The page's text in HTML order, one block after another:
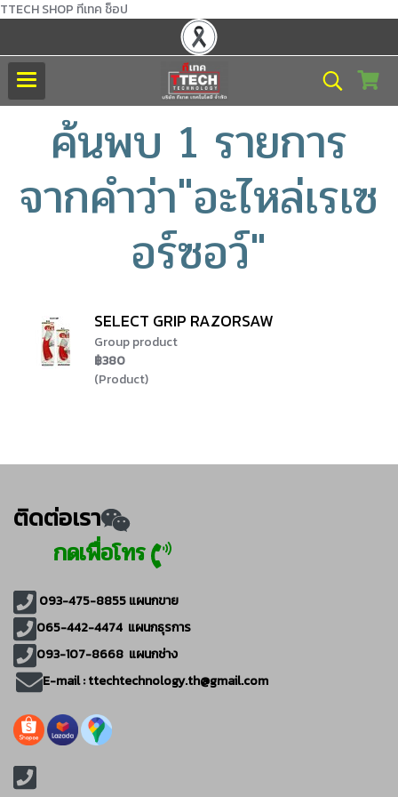
TTECH SHOP ทีเทค ช็อป
ค้นพบ 1 รายการ
จากคำว่า"อะไหล่เรเซ
อร์ซอว์"
SELECT GRIP RAZORSAW
Group product
฿380
(Product)
ติดต่อเรา
กดเพื่อโทร
093-475-8855แผนกขาย
065-442-4474 แผนกธุรการ
093-107-8668 แผนกช่าง
E-mail :ttechtechnology.th@gmail.com